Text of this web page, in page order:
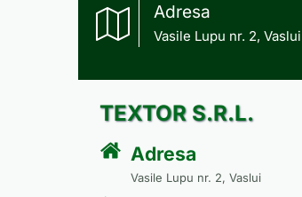
Adresa
Vasile Lupu nr. 2, Vaslui
TEXTOR S.R.L.
Adresa
Vasile Lupu nr. 2, Vaslui